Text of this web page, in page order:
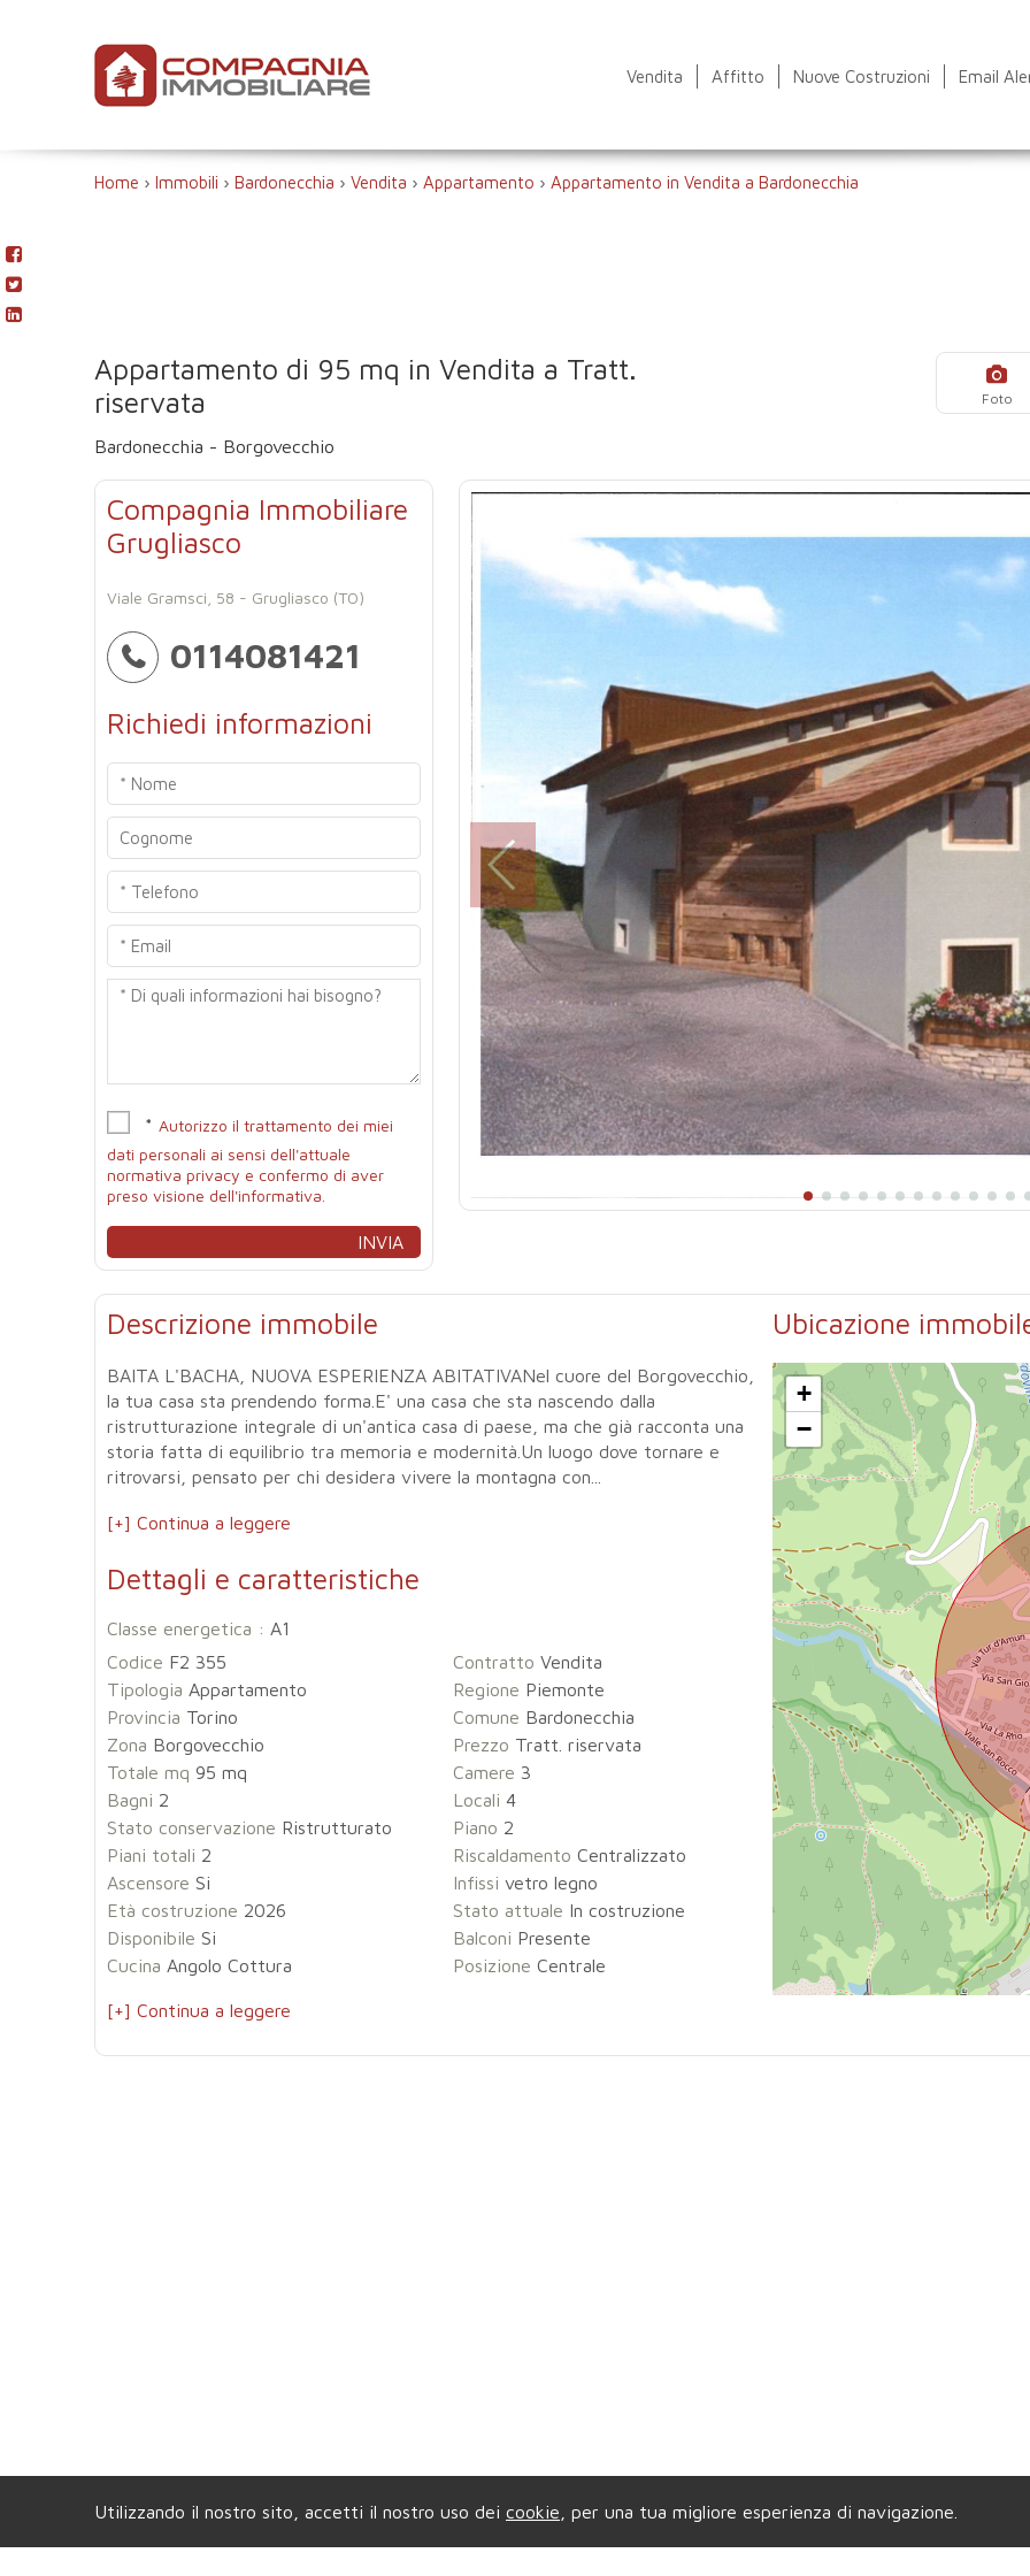
Vendita Affitto Nuove Costruzioni Email
Home › Immobili › Bardonecchia › Vendita › Appartamento › Appartamento in Vendita a Bardonecchia
Appartamento di 95 mq in Vendita a Tratt.
riservata
Bardonecchia - Borgovecchio
Foto
Compagnia Immobiliare
Grugliasco
Viale Gramsci, 58 - Grugliasco (TO)
0114081421
Richiedi informazioni
* Autorizzo il trattamento dei miei
dati personali ai sensi dell'attuale
normativa privacy e confermo di aver
preso visione dell'informativa.
Descrizione immobile
BAITA L'BACHA, NUOVA ESPERIENZA ABITATIVANel cuore del Borgovecchio,
la tua casa sta prendendo forma.E' una casa che sta nascendo dalla
ristrutturazione integrale di un'antica casa di paese, ma che già racconta una
storia fatta di equilibrio tra memoria e modernità.Un luogo dove tornare e
ritrovarsi, pensato per chi desidera vivere la montagna con...
[+] Continua a leggere
Dettagli e caratteristiche
Classe energetica : A1
Codice F2 355 Contratto Vendita
Tipologia Appartamento Regione Piemonte
Provincia Torino Comune Bardonecchia
Zona Borgovecchio Prezzo Tratt. riservata
Totale mq 95 mq Camere 3
Bagni 2 Locali 4
Stato conservazione Ristrutturato Piano 2
Piani totali 2 Riscaldamento Centralizzato
Ascensore Si Infissi vetro legno
Età costruzione 2026 Stato attuale In costruzione
Disponibile Si Balconi Presente
Cucina Angolo Cottura Posizione Centrale
[+] Continua a leggere
Ubicazione
+
−
Utilizzando il nostro sito, accetti il nostro uso dei cookie , per una tua migliore esperienza di navigazione.